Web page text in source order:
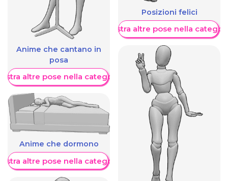
Anime che cantano in
posa
altre pose nella categoria
Anime che dormono
altre pose nella categoria
Posizioni felici
Mostra altre pose nella